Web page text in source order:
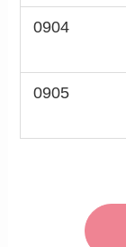
0904
0905